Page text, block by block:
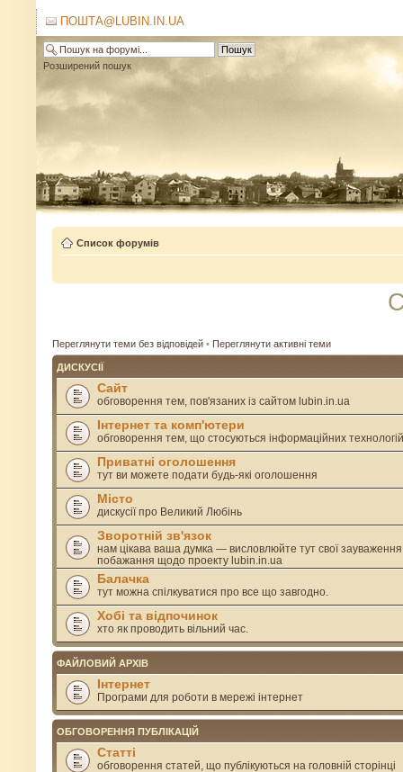
ПОШТА@LUBIN.IN.UA
Розширений пошук
Список форумів
Переглянути теми без відповідей • Переглянути активні теми
ДИСКУСІЇ
Сайт
обговорення тем, пов'язаних із сайтом lubin.in.ua
Інтернет та комп'ютери
обговорення тем, що стосуються інформаційних технологій
Приватні оголошення
тут ви можете подати будь-які оголошення
Місто
дискусії про Великий Любінь
Зворотній зв'язок
нам цікава ваша думка — висловлюйте тут свої
побажання щодо проекту lubin.in.ua
Балачка
тут можна спілкуватися про все що завгодно.
Хобі та відпочинок
хто як проводить вільний час.
ФАЙЛОВИЙ АРХІВ
Інтернет
Програми для роботи в мережі інтернет
ОБГОВОРЕННЯ ПУБЛІКАЦІЙ
Статті
обговорення статей, що публікуються на головній сторінці